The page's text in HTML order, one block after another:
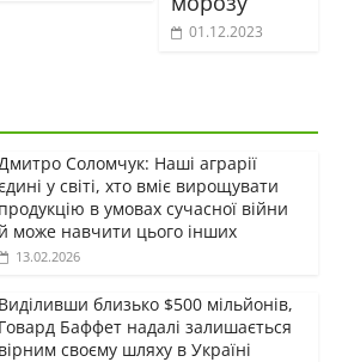
01.12.2023
Соломчук: Наші аграрії
у світі, хто вміє вирощувати
продукцію в умовах сучасної війни
й може навчити цього інших
13.02.2026
Виділивши близько $500 мільйонів,
Говард Баффет надалі залишається
вірним своєму шляху в Україні